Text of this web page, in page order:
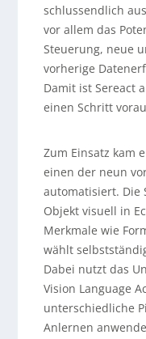
schlussendlich
vor allem das
Steuerung, neue
vorherige
Damit ist Sereact
einen Schritt
Zum Einsatz kam
einen der neun
automatisiert. Die
Objekt visuell in
Merkmale wie
wählt
Dabei nutzt das
Vision Language
unterschiedliche
Anlernen